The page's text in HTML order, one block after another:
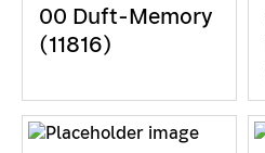
00 Duft-Memory
(11816)